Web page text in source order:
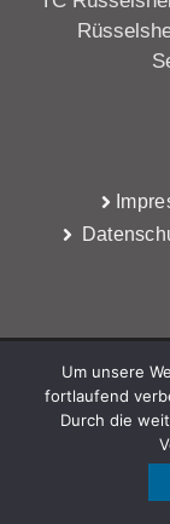
Um unsere
fortlaufend
Durch die